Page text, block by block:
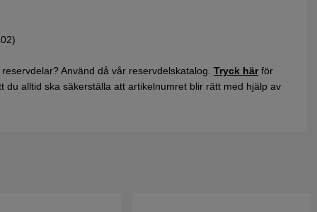
Använd då vår reservdelskatalog. Tryck härför
du alltid ska säkerställa att artikelnumret blir rätt med hjälp av